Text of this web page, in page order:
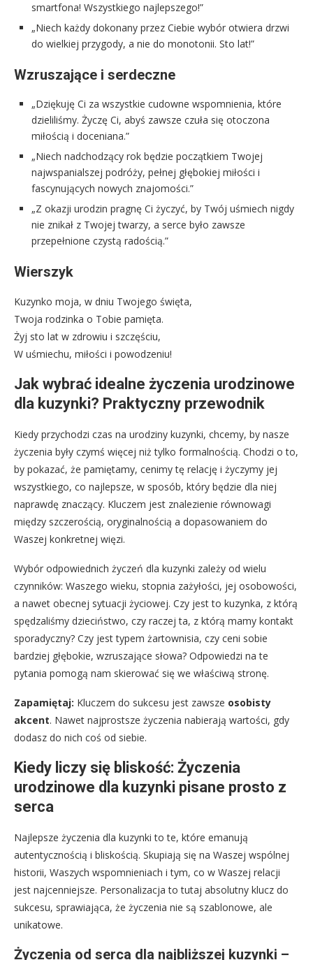
smartfona! Wszystkiego najlepszego!”
„Niech każdy dokonany przez Ciebie wybór otwiera drzwi
do wielkiej przygody, a nie do monotonii. Sto lat!”
Wzruszające i serdeczne
„Dziękuję Ci za wszystkie cudowne wspomnienia, które
dzieliliśmy. Życzę Ci, abyś zawsze czuła się otoczona
miłością i doceniana.”
„Niech nadchodzący rok będzie początkiem Twojej
najwspanialszej podróży, pełnej głębokiej miłości i
fascynujących nowych znajomości.”
„Z okazji urodzin pragnę Ci życzyć, by Twój uśmiech nigdy
nie znikał z Twojej twarzy, a serce było zawsze
przepełnione czystą radością.”
Wierszyk
Kuzynko moja, w dniu Twojego święta,
Twoja rodzinka o Tobie pamięta.
Żyj sto lat w zdrowiu i szczęściu,
W uśmiechu, miłości i powodzeniu!
Jak wybrać idealne życzenia urodzinowe
dla kuzynki? Praktyczny przewodnik
Kiedy przychodzi czas na urodziny kuzynki, chcemy, by nasze
życzenia były czymś więcej niż tylko formalnością. Chodzi o to,
by pokazać, że pamiętamy, cenimy tę relację i życzymy jej
wszystkiego, co najlepsze, w sposób, który będzie dla niej
naprawdę znaczący. Kluczem jest znalezienie równowagi
między szczerością, oryginalnością a dopasowaniem do
Waszej konkretnej więzi.
Wybór odpowiednich życzeń dla kuzynki zależy od wielu
czynników: Waszego wieku, stopnia zażyłości, jej osobowości,
a nawet obecnej sytuacji życiowej. Czy jest to kuzynka, z którą
spędzaliśmy dzieciństwo, czy raczej ta, z którą mamy kontakt
sporadyczny? Czy jest typem żartownisia, czy ceni sobie
bardziej głębokie, wzruszające słowa? Odpowiedzi na te
pytania pomogą nam skierować się we właściwą stronę.
Zapamiętaj: Kluczem do sukcesu jest zawsze osobisty
akcent. Nawet najprostsze życzenia nabierają wartości, gdy
dodasz do nich coś od siebie.
Kiedy liczy się bliskość: Życzenia
urodzinowe dla kuzynki pisane prosto z
serca
Najlepsze życzenia dla kuzynki to te, które emanują
autentycznością i bliskością. Skupiają się na Waszej wspólnej
historii, Waszych wspomnieniach i tym, co w Waszej relacji
jest najcenniejsze. Personalizacja to tutaj absolutny klucz do
sukcesu, sprawiająca, że życzenia nie są szablonowe, ale
unikatowe.
Życzenia od serca dla najbliższej kuzynki –